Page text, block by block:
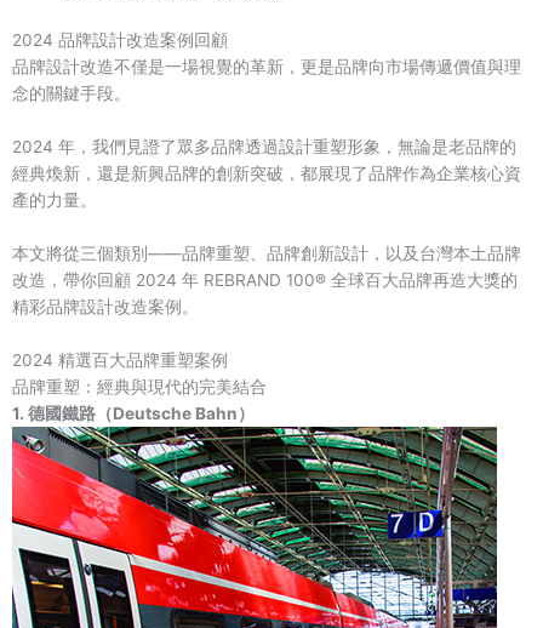
2024 品牌設計改造案例回顧
品牌設計改造不僅是一場視覺的革新，更是品牌向市場傳遞價值與理
念的關鍵手段。
2024 年，我們見證了眾多品牌透過設計重塑形象，無論是老品牌的
經典煥新，還是新興品牌的創新突破，都展現了品牌作為企業核心資
產的力量。
本文將從三個類別——品牌重塑、品牌創新設計，以及台灣本土品牌
改造，帶你回顧 2024 年 REBRAND 100® 全球百大品牌再造大獎的
精彩品牌設計改造案例。
2024 精選百大品牌重塑案例
品牌重塑：經典與現代的完美結合
1. 德國鐵路（Deutsche Bahn）